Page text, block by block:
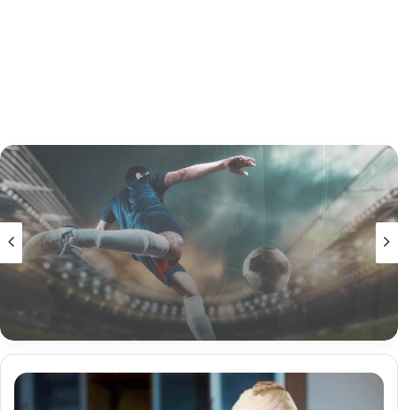
أخبار
2026-08-08
ناد مصري يكسب خدمات نجم منتخب السودان
كتب